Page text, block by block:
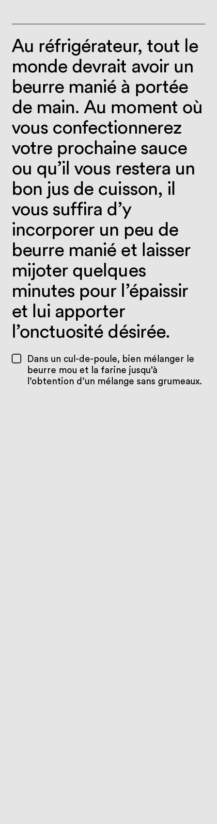
Au réfrigérateur, tout le
monde devrait avoir un
beurre manié à portée
de main. Au moment où
vous confectionnerez
votre prochaine sauce
ou qu’il vous restera un
bon jus de cuisson, il
vous suffira d’y
incorporer un peu de
beurre manié et laisser
mijoter quelques
minutes pour l’épaissir
et lui apporter
l’onctuosité désirée.
Dans un cul-de-poule, bien mélanger le
beurre mou et la farine jusqu’à
l’obtention d’un mélange sans grumeaux.